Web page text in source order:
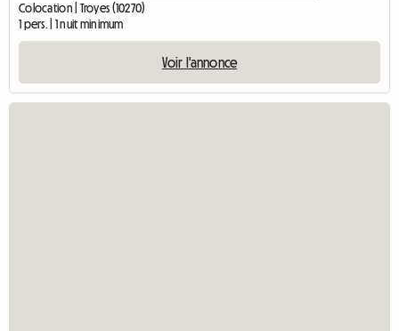
Colocation | Troyes (10270)
1 pers. | 1 nuit minimum
Voir l'annonce